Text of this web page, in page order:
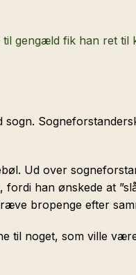
gengæld fik han ret til
Ud over
han ønskede at
bropenge efter
noget, som ville